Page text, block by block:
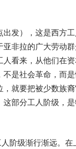
发），这是西方
非拉的广大劳动
看来，从他们在
是社会革命，而
就要把被少数族裔
部分工人阶级，
阶级渐行渐远。